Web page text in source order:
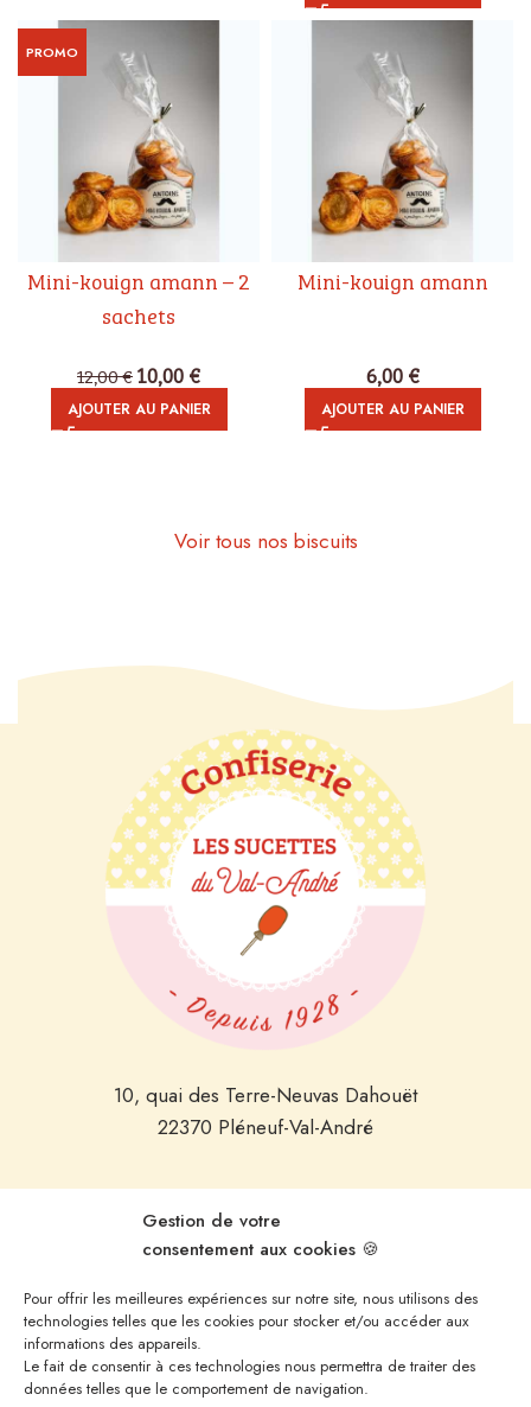
Gestion de votre
consentement aux cookies 🍪
Pour offrir les meilleures expériences sur notre site, nous utilisons des
technologies telles que les cookies pour stocker et/ou accéder aux
informations des appareils.
Le fait de consentir à ces technologies nous permettra de traiter des
données telles que le comportement de navigation.
PROMO
Mini-kouign amann – 2
sachets
12,00€10,00 €
AJOUTER AU PANIER
Mini-kouign amann
6,00 €
AJOUTER AU PANIER
Voir tous nos biscuits
10, quai des Terre-Neuvas Dahouët
22370 Pléneuf-Val-André
Nous joindre
service-clients@sucettesduval.fr
Tél. 02 96 32 93 93